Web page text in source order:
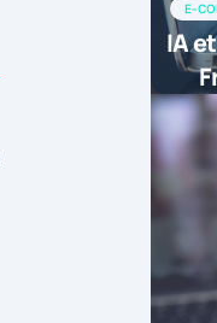
E-
IA